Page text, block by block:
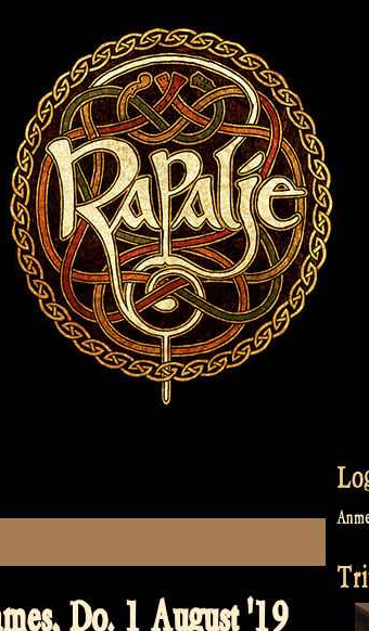
Do. 1 August '19